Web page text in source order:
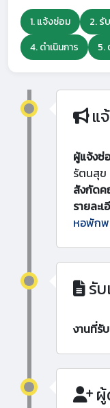
1. แจ้งซ่อม 2. รั
4. ดำเนินการ
5.
แ
ผู้แจ้งซ่
รัตนสุข
สังกัดค
รายละ
หอพักพ
รั
งานที่รั
ผู้